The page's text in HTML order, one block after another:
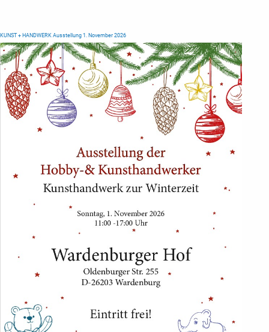
KUNST + HANDWERK Ausstellung 1. November 2026